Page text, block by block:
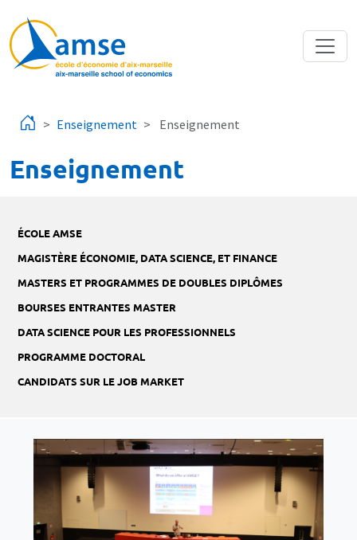
Enseignement Enseignement
Enseignement
ÉCOLE AMSE
MAGISTÈRE ÉCONOMIE, DATA SCIENCE, ET FINANCE
MASTERS ET PROGRAMMES DE DOUBLES DIPLÔMES
BOURSES ENTRANTES MASTER
DATA SCIENCE POUR LES PROFESSIONNELS
PROGRAMME DOCTORAL
CANDIDATS SUR LE JOB MARKET